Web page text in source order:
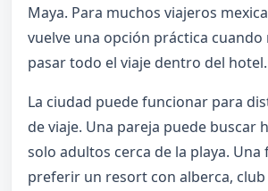
Maya. Para muchos viajeros
vuelve una opción práctica cuando
pasar todo el viaje dentro del hotel.
La ciudad puede funcionar para
de viaje. Una pareja puede buscar
solo adultos cerca de la playa. Una
preferir un resort con alberca,